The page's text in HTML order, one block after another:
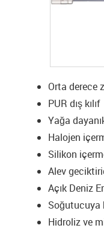
Orta derece
PUR dış kılıf
Yağa
Halojen
Silikon
Alev
Açık Deniz
Soğutucuya
Hidroliz ve